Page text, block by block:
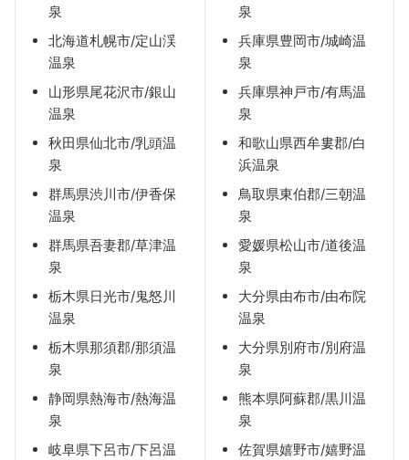
泉
北海道札幌市/定山渓
温泉
山形県尾花沢市/銀山
温泉
秋田県仙北市/乳頭温
泉
群馬県渋川市/伊香保
温泉
群馬県吾妻郡/草津温
泉
栃木県日光市/鬼怒川
温泉
栃木県那須郡/那須温
泉
静岡県熱海市/熱海温
泉
岐阜県下呂市/下呂温
泉
兵庫県豊岡市/城崎温
泉
兵庫県神戸市/有馬温
泉
和歌山県西牟婁郡/白
浜温泉
鳥取県東伯郡/三朝温
泉
愛媛県松山市/道後温
泉
大分県由布市/由布院
温泉
大分県別府市/別府温
泉
熊本県阿蘇郡/黒川温
泉
佐賀県嬉野市/嬉野温